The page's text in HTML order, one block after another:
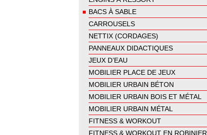
BACS À SABLE
CARROUSELS
NETTIX (CORDAGES)
PANNEAUX DIDACTIQUES
JEUX D’EAU
MOBILIER PLACE DE JEUX
MOBILIER URBAIN BÉTON
MOBILIER URBAIN BOIS ET MÉTAL
MOBILIER URBAIN MÉTAL
FITNESS & WORKOUT
FITNESS & WORKOUT EN ROBINIER